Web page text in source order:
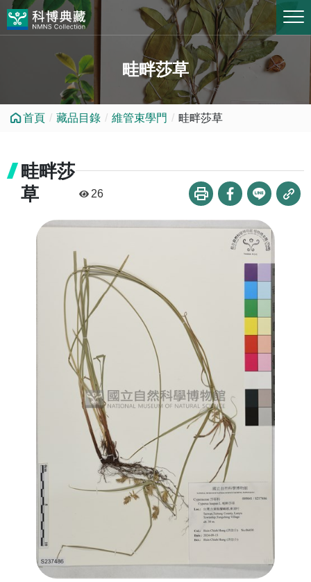
跳到中央內容區塊
畦畔莎草
首頁 藏品目錄 維管束學門 畦畔莎草
畦畔莎
草
26